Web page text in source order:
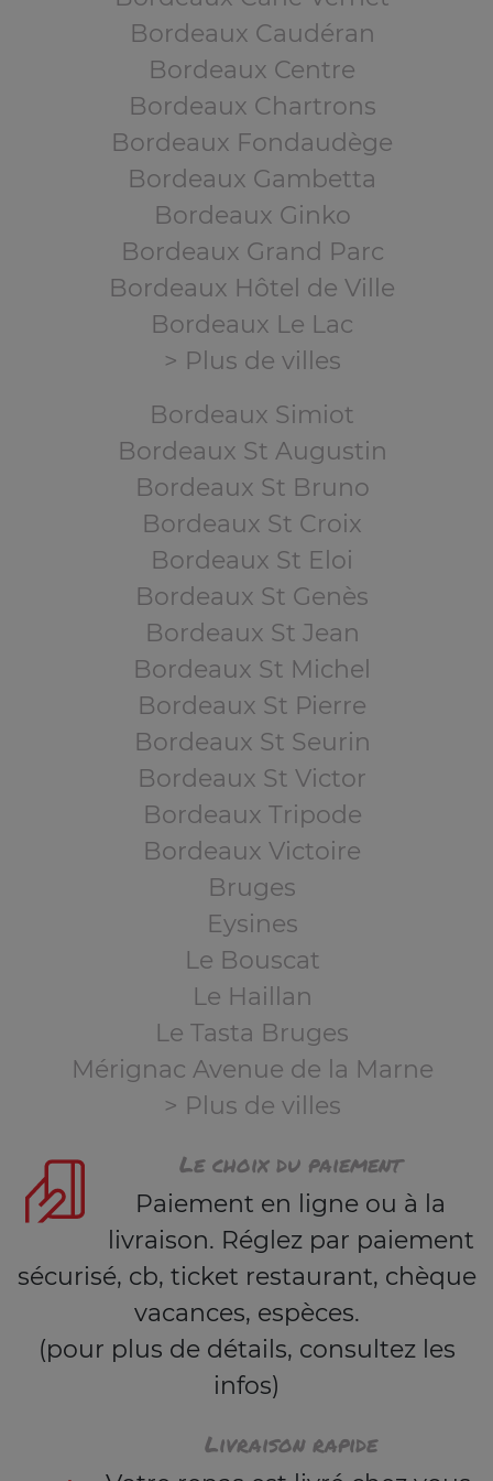
Bordeaux Caudéran
Bordeaux Centre
Bordeaux Chartrons
Bordeaux Fondaudège
Bordeaux Gambetta
Bordeaux Ginko
Bordeaux Grand Parc
Bordeaux Hôtel de Ville
Bordeaux Le Lac
> Plus de villes
Bordeaux Simiot
Bordeaux St Augustin
Bordeaux St Bruno
Bordeaux St Croix
Bordeaux St Eloi
Bordeaux St Genès
Bordeaux St Jean
Bordeaux St Michel
Bordeaux St Pierre
Bordeaux St Seurin
Bordeaux St Victor
Bordeaux Tripode
Bordeaux Victoire
Bruges
Eysines
Le Bouscat
Le Haillan
Le Tasta Bruges
Mérignac Avenue de la Marne
> Plus de villes
Le choix du paiement
Paiement en ligne ou à la
livraison. Réglez par paiement
sécurisé, cb, ticket restaurant, chèque
vacances, espèces.
(pour plus de détails, consultez les
infos)
Livraison rapide